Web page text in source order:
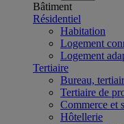
Bâtiment
Résidentiel
Habitation
Logement
Logement
Tertiaire
Bureau,
Tertiaire de
Commerce et
Hôtellerie